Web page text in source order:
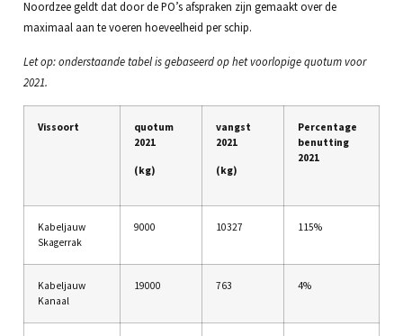
Noordzee geldt dat door de PO’s afspraken zijn gemaakt over de
maximaal aan te voeren hoeveelheid per schip.
Let op: onderstaande tabel is gebaseerd op het voorlopige quotum voor
2021.
Vissoort
quotum
2021
(kg)
vangst
2021
(kg)
Percentage
benutting
2021
Kabeljauw
Skagerrak
9000 10327 115%
Kabeljauw
Kanaal
19000 763 4%